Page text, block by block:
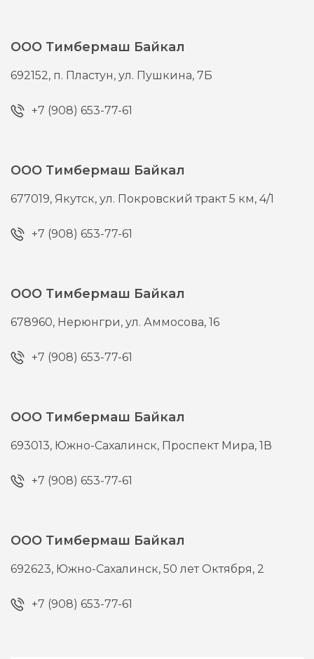
ООО Тимбермаш Байкал
692152, п. Пластун,ул. Пушкина, 7Б
+7 (908) 653-77-61
ООО Тимбермаш Байкал
677019, Якутск,ул. Покровский тракт 5 км, 4/1
+7 (908) 653-77-61
ООО Тимбермаш Байкал
678960, Нерюнгри,ул. Аммосова, 16
+7 (908) 653-77-61
ООО Тимбермаш Байкал
693013, Южно-Сахалинск, Проспект Мира, 1В
+7 (908) 653-77-61
ООО Тимбермаш Байкал
692623, Южно-Сахалинск,50 лет Октября, 2
+7 (908) 653-77-61